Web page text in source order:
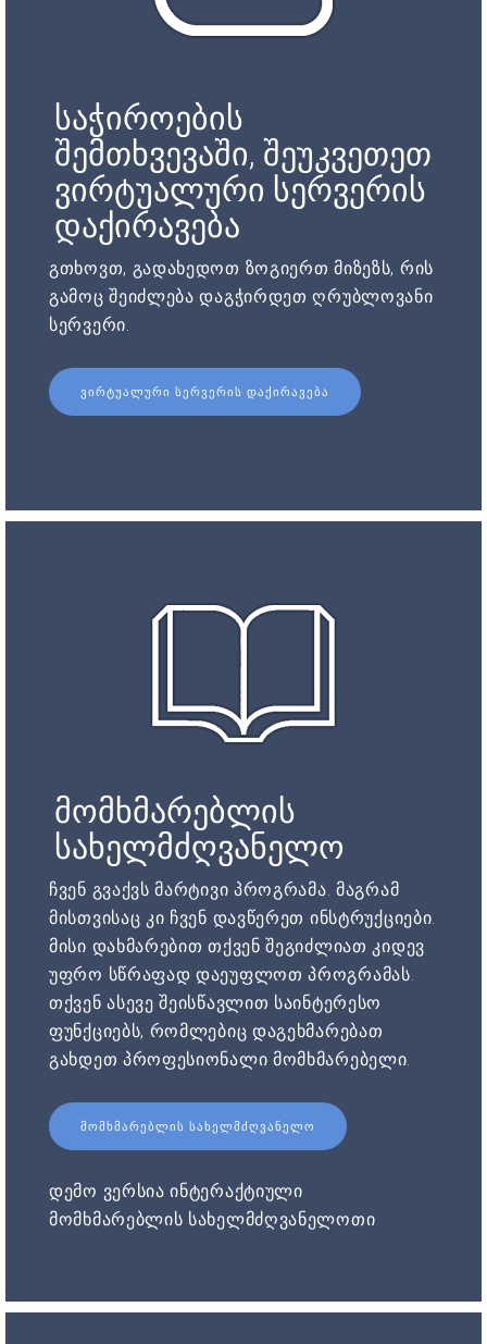
საჭიროების
შემთხვევაში, შეუკვეთეთ
ვირტუალური სერვერის
დაქირავება
გთხოვთ, გადახედოთ ზოგიერთ მიზეზს, რის
გამოც შეიძლება დაგჭირდეთ ღრუბლოვანი
სერვერი.
ᲕᲘᲠᲢᲣᲐᲚᲣᲠᲘ ᲡᲔᲠᲕᲔᲠᲘᲡ ᲓᲐᲥᲘᲠᲐᲕᲔᲑᲐ
მომხმარებლის
სახელმძღვანელო
ჩვენ გვაქვს მარტივი პროგრამა. მაგრამ
მისთვისაც კი ჩვენ დავწერეთ ინსტრუქციები.
მისი დახმარებით თქვენ შეგიძლიათ კიდევ
უფრო სწრაფად დაეუფლოთ პროგრამას.
თქვენ ასევე შეისწავლით საინტერესო
ფუნქციებს, რომლებიც დაგეხმარებათ
გახდეთ პროფესიონალი მომხმარებელი.
ᲛᲝᲛᲮᲛᲐᲠᲔᲑᲚᲘᲡ ᲡᲐᲮᲔᲚᲛᲫᲦᲕᲐᲜᲔᲚᲝ
დემო ვერსია ინტერაქტიული
მომხმარებლის სახელმძღვანელოთი